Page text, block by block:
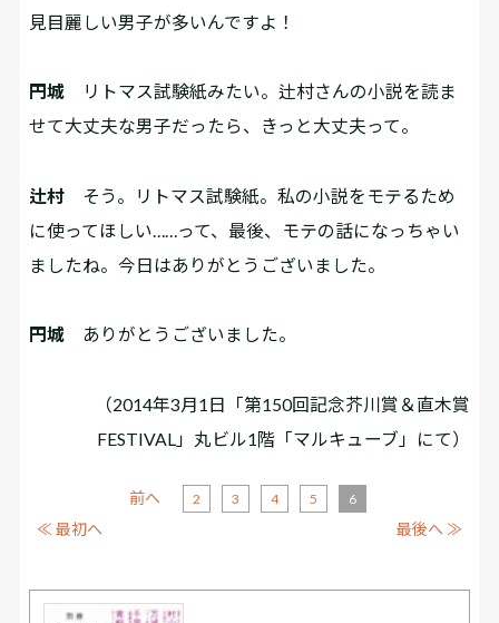
見目麗しい男子が多いんですよ！
円城 リトマス試験紙みたい。辻村さんの小説を読ま
せて大丈夫な男子だったら、きっと大丈夫って。
辻村 そう。リトマス試験紙。私の小説をモテるため
に使ってほしい……って、最後、モテの話になっちゃい
ましたね。今日はありがとうございました。
円城 ありがとうございました。
（2014年3月1日「第150回記念芥川賞＆直木賞
FESTIVAL」丸ビル1階「マルキューブ」にて）
≪ 最初へ
前へ 2 3 4 5 6
最後へ ≫